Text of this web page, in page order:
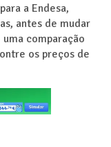
a Endesa,
antes de mudar
comparação
os preços de